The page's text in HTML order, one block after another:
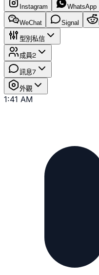
Instagram WhatsApp
WeChat Signal
型別 私信
成員2
訊息7
外觀
1:41 AM